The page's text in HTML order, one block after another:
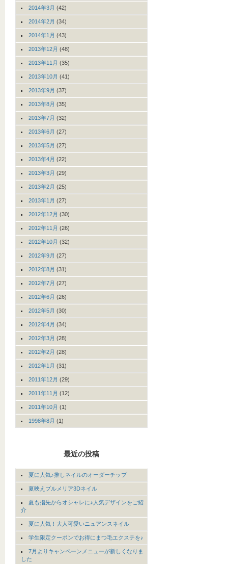
2014年3月 (42)
2014年2月 (34)
2014年1月 (43)
2013年12月 (48)
2013年11月 (35)
2013年10月 (41)
2013年9月 (37)
2013年8月 (35)
2013年7月 (32)
2013年6月 (27)
2013年5月 (27)
2013年4月 (22)
2013年3月 (29)
2013年2月 (25)
2013年1月 (27)
2012年12月 (30)
2012年11月 (26)
2012年10月 (32)
2012年9月 (27)
2012年8月 (31)
2012年7月 (27)
2012年6月 (26)
2012年5月 (30)
2012年4月 (34)
2012年3月 (28)
2012年2月 (28)
2012年1月 (31)
2011年12月 (29)
2011年11月 (12)
2011年10月 (1)
1998年8月 (1)
最近の投稿
夏に人気♪推しネイルのオーダーチップ
夏映えプルメリア3Dネイル
夏も指先からオシャレに♪人気デザインをご紹
介
夏に人気！大人可愛いニュアンスネイル
学生限定クーポンでお得にまつ毛エクステを♪
7月よりキャンペーンメニューが新しくなりま
した